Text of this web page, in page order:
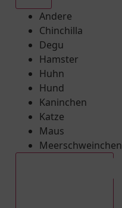
Andere
Chinchilla
Degu
Hamster
Huhn
Hund
Kaninchen
Katze
Maus
Meerschweinchen